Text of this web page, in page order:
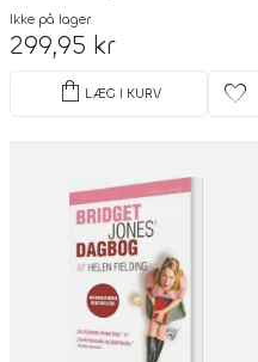
Ikke på lager
299,95 kr
shopping_bag LÆG I KURV favorite